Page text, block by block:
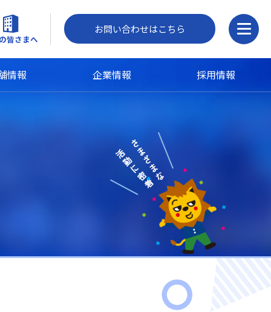
皆さまへ
お問い合わせはこちら
情報 企業情報 採用情報